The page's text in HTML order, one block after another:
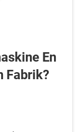
En
Fabrik?